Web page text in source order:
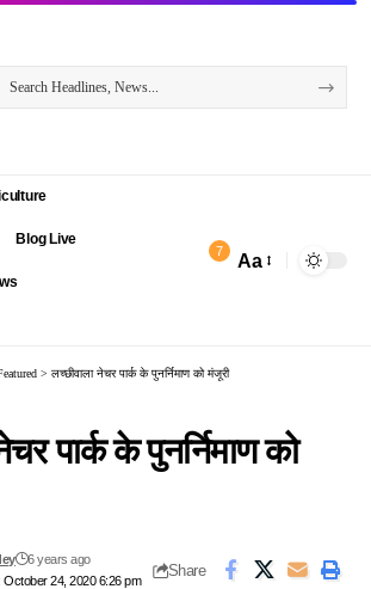
Blog Live
7 Aa
> लच्छीवाला नेचर पार्क के पुनर्निमाण को मंजूरी
पार्क के पुनर्निमाण को
October 24, 2020 6:26 pm
6 years ago
Share